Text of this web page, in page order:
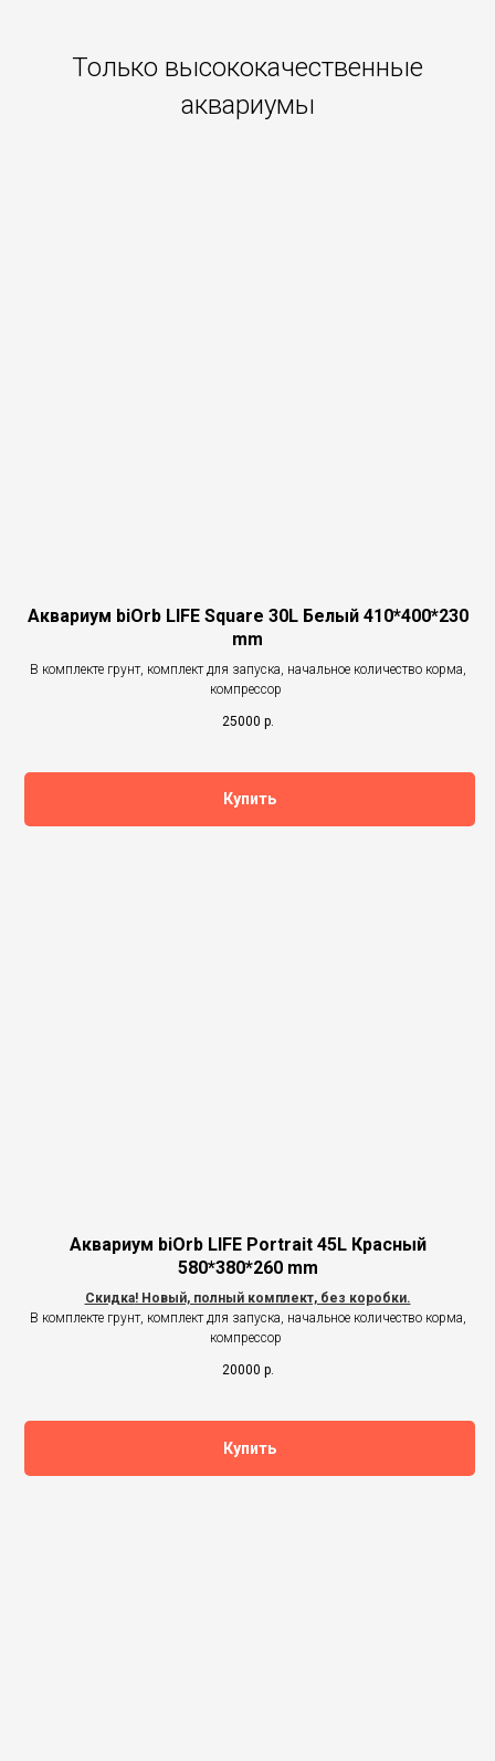
Только высококачественные
аквариумы
Аквариум biOrb LIFE Square 30L Белый 410*400*230
mm
В комплекте грунт, комплект для запуска, начальное количество корма,
компрессор
25000 р.
Купить
Аквариум biOrb LIFE Portrait 45L Красный
580*380*260 mm
Скидка! Новый, полный комплект, без коробки.
В комплекте грунт, комплект для запуска, начальное количество корма,
компрессор
20000 р.
Купить